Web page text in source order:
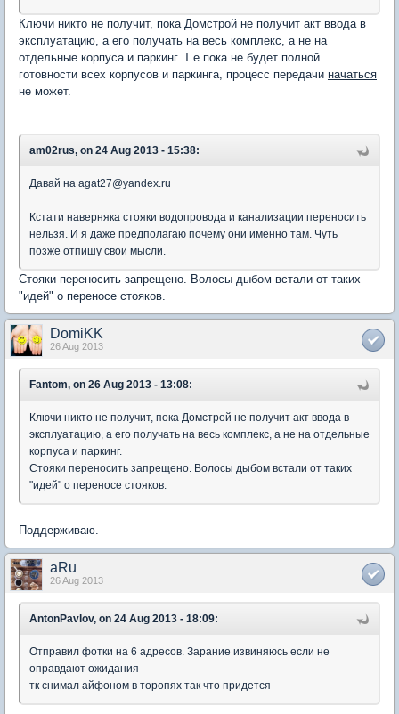
Ключи никто не получит, пока Домстрой не получит акт ввода в
эксплуатацию, а его получать на весь комплекс, а не на
отдельные корпуса и паркинг. Т.е.пока не будет полной
готовности всех корпусов и паркинга, процесс передачи начаться
не может.
am02rus, on 24 Aug 2013 - 15:38:
Давай на agat27@yandex.ru
Кстати наверняка стояки водопровода и канализации переносить
нельзя. И я даже предполагаю почему они именно там. Чуть
позже отпишу свои мысли.
Стояки переносить запрещено. Волосы дыбом встали от таких
"идей" о переносе стояков.
DomiKK
26 Aug 2013
Fantom, on 26 Aug 2013 - 13:08:
Ключи никто не получит, пока Домстрой не получит акт ввода в
эксплуатацию, а его получать на весь комплекс, а не на отдельные
корпуса и паркинг.
Стояки переносить запрещено. Волосы дыбом встали от таких
"идей" о переносе стояков.
Поддерживаю.
aRu
26 Aug 2013
AntonPavlov, on 24 Aug 2013 - 18:09:
Отправил фотки на 6 адресов. Зарание извиняюсь если не
оправдают ожидания
тк снимал айфоном в торопях так что придется